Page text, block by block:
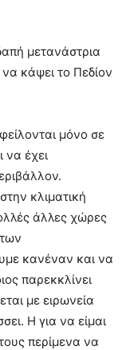
μετανάστρια
κάψει το Πεδίον
μόνο σε
να έχει
κλιματική
άλλες χώρες
κανέναν και να
παρεκκλίνει
με ειρωνεία
Η για να είμαι
περίμενα να